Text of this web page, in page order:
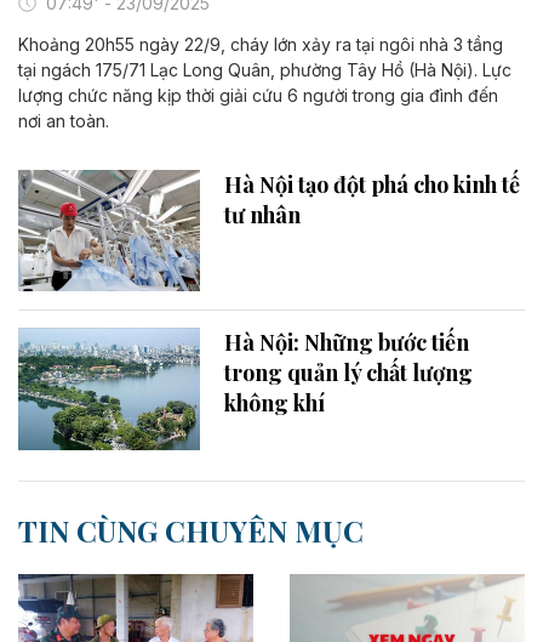
Khoảng 20h55 ngày 22/9, cháy lớn xảy ra tại ngôi nhà 3 tầng
tại ngách 175/71 Lạc Long Quân, phường Tây Hồ (Hà Nội). Lực
lượng chức năng kịp thời giải cứu 6 người trong gia đình đến
nơi an toàn.
Hà Nội tạo đột phá cho kinh tế
tư nhân
Hà Nội: Những bước tiến
trong quản lý chất lượng
không khí
TIN CÙNG CHUYÊN MỤC